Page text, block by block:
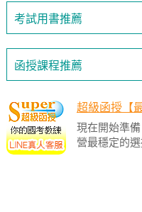
考試用書推薦
函授課程推薦
超級函授【
現在開始準
營最穩定的選